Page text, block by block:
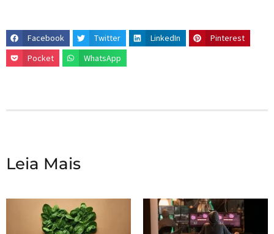
Facebook Twitter LinkedIn
Pinterest
Pocket
WhatsApp
Leia Mais